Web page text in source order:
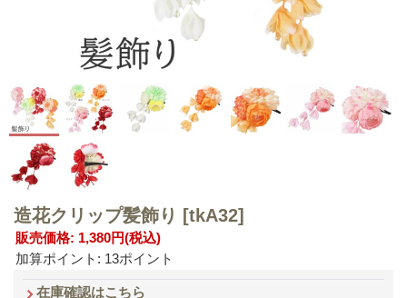
造花クリップ髪飾り [tkA32]
販売価格: 1,380円(税込)
加算ポイント: 13ポイント
在庫確認はこちら